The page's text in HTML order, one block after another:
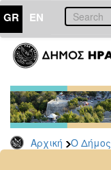
GR EN
Αρχική Ο Δήμος
ΔΗΜΟΣ
Δελτία
Τύπου
Αρχείο
2026